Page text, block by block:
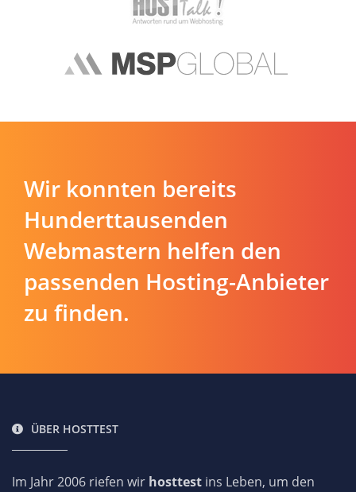
Wir konnten bereits
Hunderttausenden
Webmastern helfen den
passenden Hosting-Anbieter
zu finden.
ÜBER HOSTTEST
Im Jahr 2006 riefen wir hosttest ins Leben, um den